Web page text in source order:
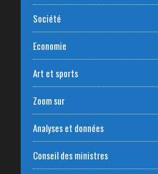
Société
Economie
Art et sports
Zoom sur
Analyses et données
Conseil des ministres